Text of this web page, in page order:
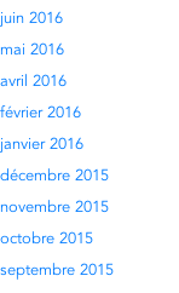
juin 2016
mai 2016
avril 2016
février 2016
janvier 2016
décembre 2015
novembre 2015
octobre 2015
septembre 2015